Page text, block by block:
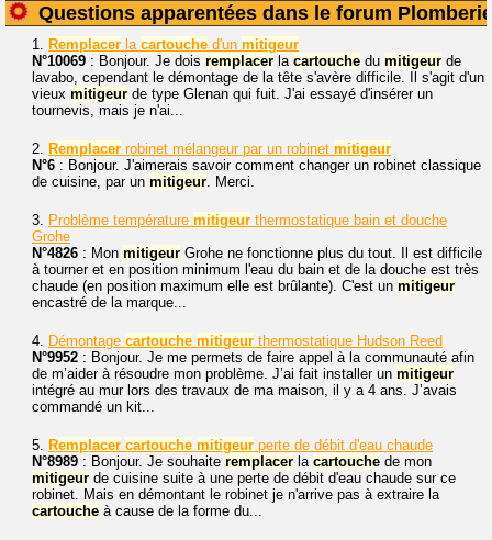
Questions apparentées dans le forum Plomberie
1. Remplacer la cartouche d'un mitigeur
N°10069 : Bonjour. Je dois remplacer la cartouche du mitigeur de
lavabo, cependant le démontage de la tête s'avère difficile. Il s'agit d'un
vieux mitigeur de type Glenan qui fuit. J'ai essayé d'insérer un
tournevis, mais je n'ai...
2. Remplacer robinet mélangeur par un robinet mitigeur
N°6 : Bonjour. J'aimerais savoir comment changer un robinet classique
de cuisine, par un mitigeur. Merci.
3. Problème température mitigeur thermostatique bain et douche
Grohe
N°4826 : Mon mitigeur Grohe ne fonctionne plus du tout. Il est difficile
à tourner et en position minimum l'eau du bain et de la douche est très
chaude (en position maximum elle est brûlante). C'est un mitigeur
encastré de la marque...
4. Démontage cartouche mitigeur thermostatique Hudson Reed
N°9952 : Bonjour. Je me permets de faire appel à la communauté afin
de m’aider à résoudre mon problème. J’ai fait installer un mitigeur
intégré au mur lors des travaux de ma maison, il y a 4 ans. J’avais
commandé un kit...
5. Remplacer cartouche mitigeur perte de débit d'eau chaude
N°8989 : Bonjour. Je souhaite remplacer la cartouche de mon
mitigeur de cuisine suite à une perte de débit d'eau chaude sur ce
robinet. Mais en démontant le robinet je n'arrive pas à extraire la
cartouche à cause de la forme du...